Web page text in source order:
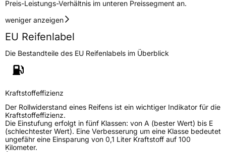
Preis-Leistungs-Verhältnis im unteren Preissegment an.
weniger anzeigen
EU Reifenlabel
Die Bestandteile des EU Reifenlabels im Überblick
Kraftstoffeffizienz
Der Rollwiderstand eines Reifens ist ein wichtiger Indikator für die
Kraftstoffeffizienz.
Die Einstufung erfolgt in fünf Klassen: von A (bester Wert) bis E
(schlechtester Wert). Eine Verbesserung um eine Klasse bedeutet
ungefähr eine Einsparung von 0,1 Liter Kraftstoff auf 100
Kilometer.